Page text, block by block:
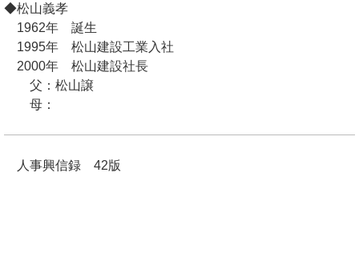
◆松山義孝
1962年 誕生
1995年 松山建設工業入社
2000年 松山建設社長
父：松山譲
母：
人事興信録 42版